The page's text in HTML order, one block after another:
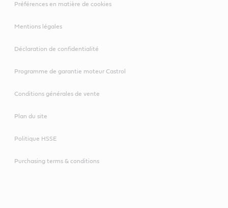
Préférences en matière de cookies
Mentions légales
Déclaration de confidentialité
Programme de garantie moteur Castrol
Conditions générales de vente
Plan du site
Politique HSSE
Purchasing terms & conditions